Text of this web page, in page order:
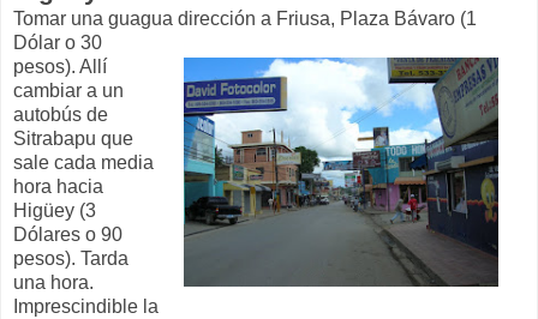
Tomar una guagua dirección a Friusa, Plaza Bávaro (1
Dólar o 30
pesos). Allí
cambiar a un
autobús de
Sitrabapu que
sale cada media
hora hacia
Higüey (3
Dólares o 90
pesos). Tarda
una hora.
Imprescindible la